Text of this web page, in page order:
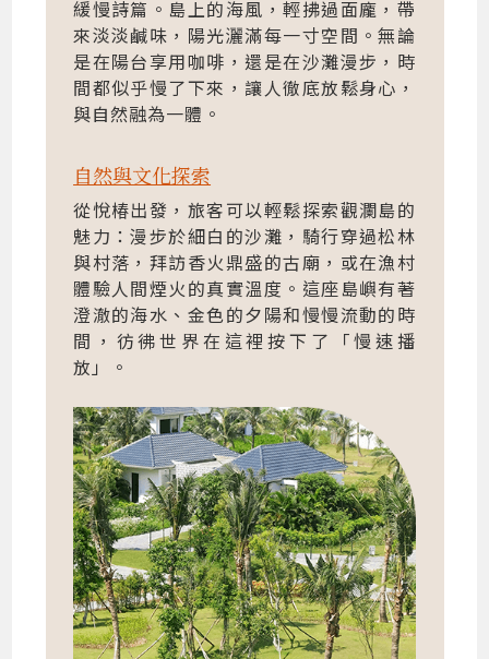
緩慢詩篇。島上的海風，輕拂過面龐，帶
來淡淡鹹味，陽光灑滿每一寸空間。無論
是在陽台享用咖啡，還是在沙灘漫步，時
間都似乎慢了下來，讓人徹底放鬆身心，
與自然融為一體。
自然與文化探索
從悅椿出發，旅客可以輕鬆探索觀瀾島的
魅力：漫步於細白的沙灘，騎行穿過松林
與村落，拜訪香火鼎盛的古廟，或在漁村
體驗人間煙火的真實溫度。這座島嶼有著
澄澈的海水、金色的夕陽和慢慢流動的時
間，彷彿世界在這裡按下了「慢速播
放」。